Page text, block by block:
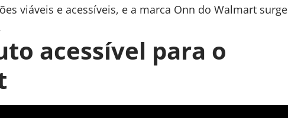
viáveis e acessíveis, e a marca Onn do Walmart surge
acessível para o